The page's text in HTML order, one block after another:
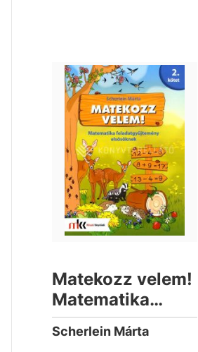
Matekozz velem!
Matematika
feladatgyűjtemény
elsősöknek 2.
Scherlein Márta